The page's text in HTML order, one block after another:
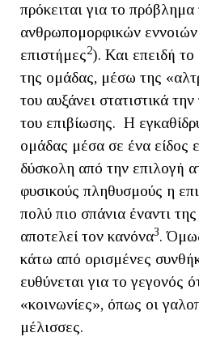
πρόκειται για το
ανθρωπομορφικών εννοιών
επιστήμες2). Και επειδή
της ομάδας, μέσω της
του αυξάνει στατιστικά
του επιβίωσης. Η
ομάδας μέσα σε ένα είδος
δύσκολη από την επιλογή
φυσικούς πληθυσμούς η
πολύ πιο σπάνια έναντι
αποτελεί τον κανόνα3.
κάτω από ορισμένες
ευθύνεται για το γεγονός
«κοινωνίες», όπως οι
μέλισσες.